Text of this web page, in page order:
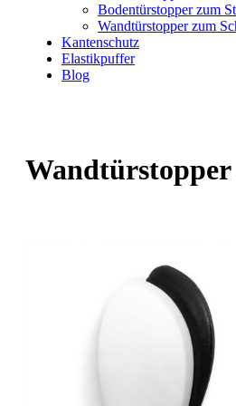
Bodentürstopper zum
Wandtürstopper zum
Kantenschutz
Elastikpuffer
Blog